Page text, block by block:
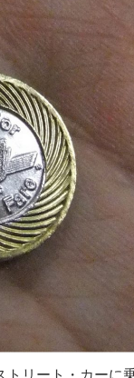
リート・カーに